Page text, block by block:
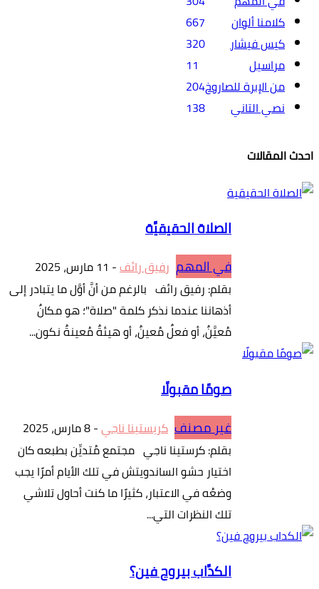
كلامنا ألوان
667
كيس فيشار
320
مراسيل
11
من الإبرة للصاروخ204
نصي التاني
138
احدث المقالات
الصلاة الحقيقيَّة
في المهم رفيق رائف- 11 مارس، 2025
بقلم: رفيق رائف بالرغم من أنَّ أوَّل ما يتبادر إلى
أذهاننا عندما نذكر كلمة "صلاة"؛ هو مكانٌ
مُعيَّنٌ، أو فعلٌ مُعينٌ، أو هيئةٌ مُعينةٌ نكون...
صومًا مقبولًا
غير مصنف كريستينا ناجي-8 مارس، 2025
بقلم: كرستينا ناجي مجتمع مُتديِّن بطبعه كان
اختيار حشو الساندويتش في تلك الأيام أمرًا يجب
وضعُه في الاعتبار، كثيرًا ما كنت أحاول تلاشي
تلك النظرات التي...
الكدَّاب بيروح فين؟